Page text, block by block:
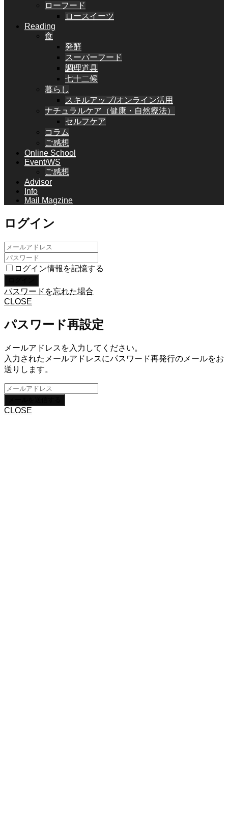
ローフード
ロースイーツ
Reading
食
発酵
スーパーフード
調理道具
七十二候
暮らし
スキルアップ/オンライン活用
ナチュラルケア（健康・自然療法）
セルフケア
コラム
ご感想
Online School
Event/WS
ご感想
Advisor
Info
Mail Magzine
ログイン
ログイン情報を記憶する
パスワードを忘れた場合
CLOSE
パスワード再設定
メールアドレスを入力してください。
入力されたメールアドレスにパスワード再発行のメールをお
送りします。
CLOSE